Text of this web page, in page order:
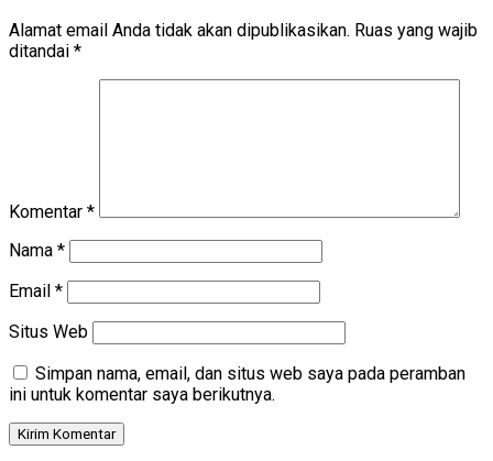
Alamat email Anda tidak akan dipublikasikan. Ruas yang wajib
ditandai *
Komentar *
Nama *
Email *
Situs Web
Simpan nama, email, dan situs web saya pada peramban
ini untuk komentar saya berikutnya.